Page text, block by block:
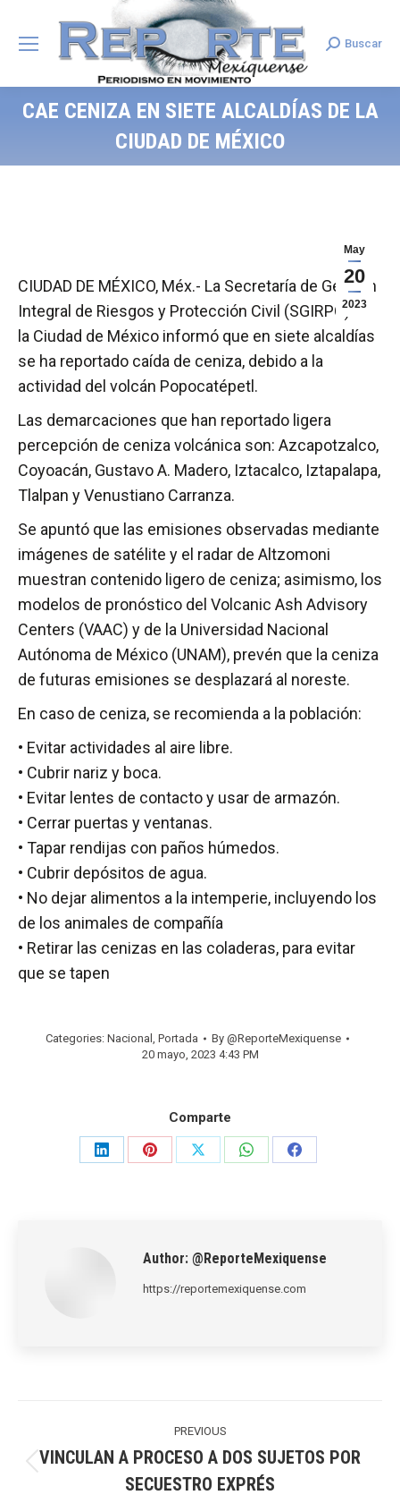
Search:
Buscar
CAE CENIZA EN SIETE ALCALDÍAS DE LA
CIUDAD DE MÉXICO
May
20
2023
CIUDAD DE MÉXICO, Méx.- La Secretaría de Gestión
Integral de Riesgos y Protección Civil (SGIRPC) de
la Ciudad de México informó que en siete alcaldías
se ha reportado caída de ceniza, debido a la
actividad del volcán Popocatépetl.
Las demarcaciones que han reportado ligera
percepción de ceniza volcánica son: Azcapotzalco,
Coyoacán, Gustavo A. Madero, Iztacalco, Iztapalapa,
Tlalpan y Venustiano Carranza.
Se apuntó que las emisiones observadas mediante
imágenes de satélite y el radar de Altzomoni
muestran contenido ligero de ceniza; asimismo, los
modelos de pronóstico del Volcanic Ash Advisory
Centers (VAAC) y de la Universidad Nacional
Autónoma de México (UNAM), prevén que la ceniza
de futuras emisiones se desplazará al noreste.
En caso de ceniza, se recomienda a la población:
• Evitar actividades al aire libre.
• Cubrir nariz y boca.
• Evitar lentes de contacto y usar de armazón.
• Cerrar puertas y ventanas.
• Tapar rendijas con paños húmedos.
• Cubrir depósitos de agua.
• No dejar alimentos a la intemperie, incluyendo los
de los animales de compañía
• Retirar las cenizas en las coladeras, para evitar
que se tapen
Categories: Nacional , Portada By @ReporteMexiquense
20 mayo, 2023 4:43 PM
Comparte
Share
Share
Share
Share
Share
Author: @ReporteMexiquense
https://reportemexiquense.com
PREVIOUS
Previous
post:
VINCULAN A PROCESO A DOS SUJETOS POR
SECUESTRO EXPRÉS